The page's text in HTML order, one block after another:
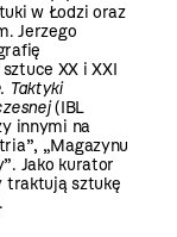
w Łodzi oraz
Jerzego
XX i XXI
Taktyki
(IBL
innymi na
„Magazynu
Jako kurator
traktują sztukę